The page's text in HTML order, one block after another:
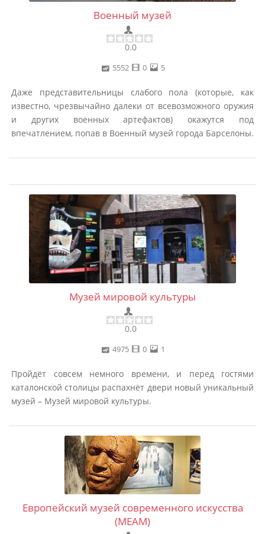
Военный музей
0.0
5552 0 5
Даже представительницы слабого пола (которые, как
известно, чрезвычайно далеки от всевозможного оружия
и других военных артефактов) окажутся под
впечатлением, попав в Военный музей города Барселоны.
Музей мировой культуры
0.0
4975 0 1
Пройдёт совсем немного времени, и перед гостями
каталонской столицы распахнёт двери новый уникальный
музей – Музей мировой культуры.
Европейский музей современного искусства
(MEAM)